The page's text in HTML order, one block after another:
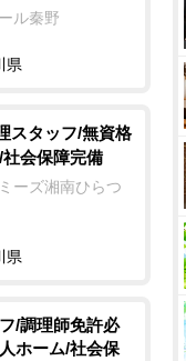
ル秦野
県
スタッフ/無資格
会保障完備
ーズ湘南ひらつ
県
/調理師免許必
ホーム/社会保